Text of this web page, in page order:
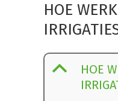
HOE
B
HOE